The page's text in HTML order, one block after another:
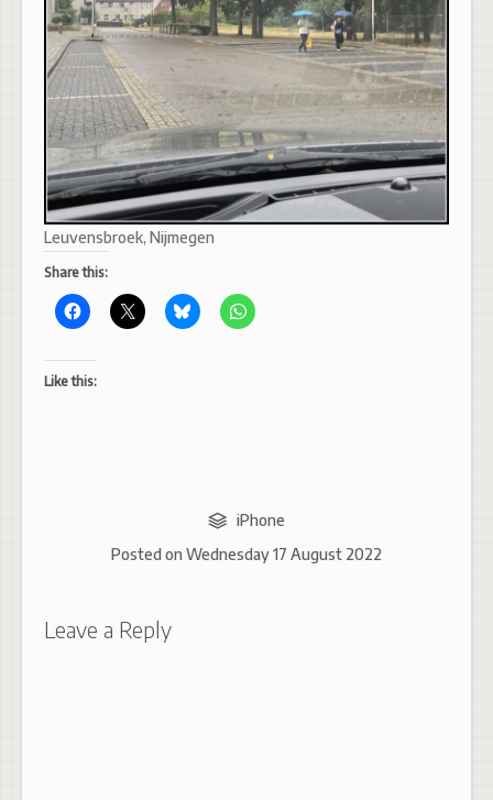
Leuvensbroek, Nijmegen
Share this:
Like this:
iPhone
Posted on Wednesday 17 August 2022
Leave a Reply